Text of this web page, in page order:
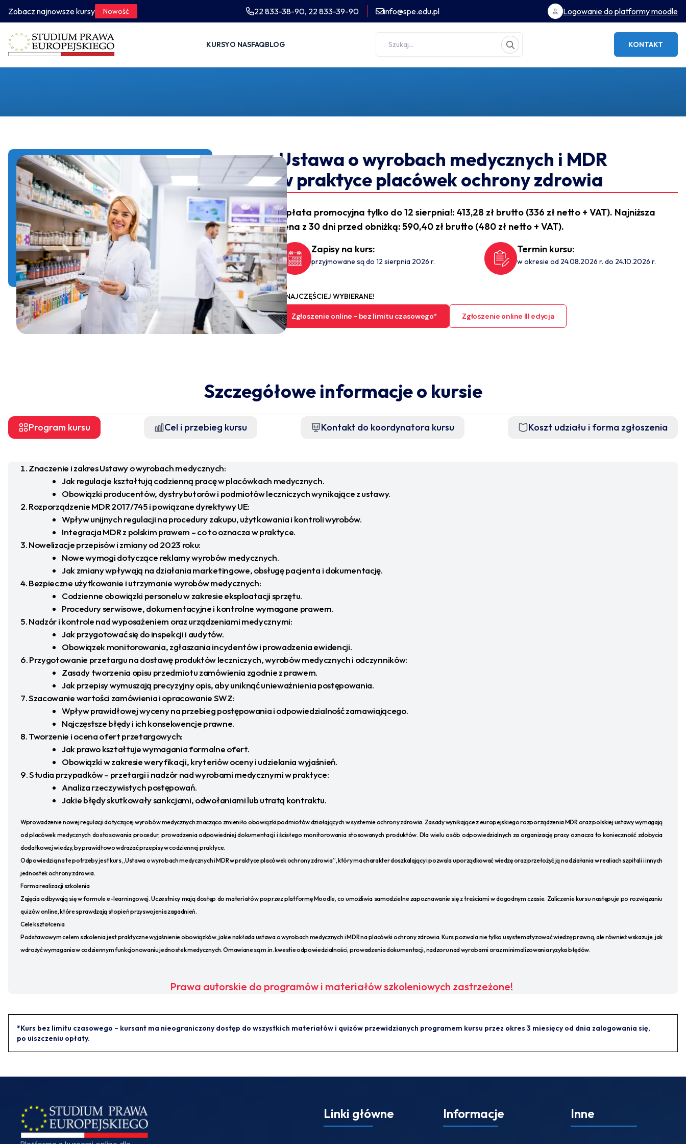
Zobacz najnowsze kursy Nowość 22 833-38-90, 22 833-39-90 info@spe.edu.pl Logowanie do platformy moodle
KURSYO NASFAQBLOG KONTAKT
Ustawa o wyrobach medycznych i MDR
w praktyce placówek ochrony zdrowia
Opłata promocyjna tylko do 12 sierpnia!: 413,28 zł brutto (336 zł netto + VAT). Najniższa
cena z 30 dni przed obniżką: 590,40 zł brutto (480 zł netto + VAT).
Zapisy na kurs:
przyjmowane są do 12 sierpnia 2026 r.
Termin kursu:
w okresie od 24.08.2026 r. do 24.10.2026 r.
NAJCZĘŚCIEJ WYBIERANE!
Zgłoszenie online - bez limitu czasowego* Zgłoszenie online III edycja
Szczegółowe informacje o kursie
Program kursu Cel i przebieg kursu Kontakt do koordynatora kursu Koszt udziału i forma zgłoszenia
Znaczenie i zakres Ustawy o wyrobach medycznych:
Jak regulacje kształtują codzienną pracę w placówkach medycznych.
Obowiązki producentów, dystrybutorów i podmiotów leczniczych wynikające z ustawy.
Rozporządzenie MDR 2017/745 i powiązane dyrektywy UE:
Wpływ unijnych regulacji na procedury zakupu, użytkowania i kontroli wyrobów.
Integracja MDR z polskim prawem – co to oznacza w praktyce.
Nowelizacje przepisów i zmiany od 2023 roku:
Nowe wymogi dotyczące reklamy wyrobów medycznych.
Jak zmiany wpływają na działania marketingowe, obsługę pacjenta i dokumentację.
Bezpieczne użytkowanie i utrzymanie wyrobów medycznych:
Codzienne obowiązki personelu w zakresie eksploatacji sprzętu.
Procedury serwisowe, dokumentacyjne i kontrolne wymagane prawem.
Nadzór i kontrole nad wyposażeniem oraz urządzeniami medycznymi:
Jak przygotować się do inspekcji i audytów.
Obowiązek monitorowania, zgłaszania incydentów i prowadzenia ewidencji.
Przygotowanie przetargu na dostawę produktów leczniczych, wyrobów medycznych i odczynników:
Zasady tworzenia opisu przedmiotu zamówienia zgodnie z prawem.
Jak przepisy wymuszają precyzyjny opis, aby uniknąć unieważnienia postępowania.
Szacowanie wartości zamówienia i opracowanie SWZ:
Wpływ prawidłowej wyceny na przebieg postępowania i odpowiedzialność zamawiającego.
Najczęstsze błędy i ich konsekwencje prawne.
Tworzenie i ocena ofert przetargowych:
Jak prawo kształtuje wymagania formalne ofert.
Obowiązki w zakresie weryfikacji, kryteriów oceny i udzielania wyjaśnień.
Studia przypadków – przetargi i nadzór nad wyrobami medycznymi w praktyce:
Analiza rzeczywistych postępowań.
Jakie błędy skutkowały sankcjami, odwołaniami lub utratą kontraktu.
Wprowadzenie nowej regulacji dotyczącej wyrobów medycznych znacząco zmieniło obowiązki podmiotów działających w systemie ochrony zdrowia. Zasady wynikające z europejskiego rozporządzenia MDR oraz polskiej ustawy wymagają
od placówek medycznych dostosowania procedur, prowadzenia odpowiedniej dokumentacji i ścisłego monitorowania stosowanych produktów. Dla wielu osób odpowiedzialnych za organizację pracy oznacza to konieczność zdobycia
dodatkowej wiedzy, by prawidłowo wdrażać przepisy w codziennej praktyce.
Odpowiedzią na te potrzeby jest kurs „Ustawa o wyrobach medycznych i MDR w praktyce placówek ochrony zdrowia”, który ma charakter doszkalający i pozwala uporządkować wiedzę oraz przełożyć ją na działania w realiach szpitali i innych
jednostek ochrony zdrowia.
Forma realizacji szkolenia
Zajęcia odbywają się w formule e-learningowej. Uczestnicy mają dostęp do materiałów poprzez platformę Moodle, co umożliwia samodzielne zapoznawanie się z treściami w dogodnym czasie. Zaliczenie kursu następuje po rozwiązaniu
quizów online, które sprawdzają stopień przyswojenia zagadnień.
Cele kształcenia
Podstawowym celem szkolenia jest praktyczne wyjaśnienie obowiązków, jakie nakłada ustawa o wyrobach medycznych i MDR na placówki ochrony zdrowia. Kurs pozwala nie tylko usystematyzować wiedzę prawną, ale również wskazuje, jak
wdrożyć wymagania w codziennym funkcjonowaniu jednostek medycznych. Omawiane są m.in. kwestie odpowiedzialności, prowadzenia dokumentacji, nadzoru nad wyrobami oraz minimalizowania ryzyka błędów.
Prawa autorskie do programów i materiałów szkoleniowych zastrzeżone!
*Kurs bez limitu czasowego – kursant ma nieograniczony dostęp do wszystkich materiałów i quizów przewidzianych programem kursu przez okres 3 miesięcy od dnia zalogowania się,
po uiszczeniu opłaty.
Linki główne Informacje Inne